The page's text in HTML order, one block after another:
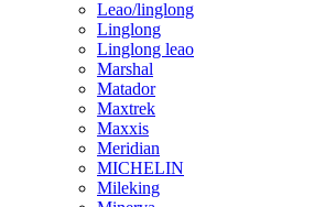
Leao/linglong
Linglong
Linglong leao
Marshal
Matador
Maxtrek
Maxxis
Meridian
MICHELIN
Mileking